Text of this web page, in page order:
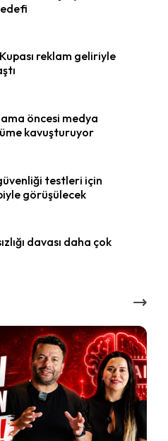
reklam geliriyle
öncesi medya
kavuşturuyor
testleri için
görüşülecek
davası daha çok